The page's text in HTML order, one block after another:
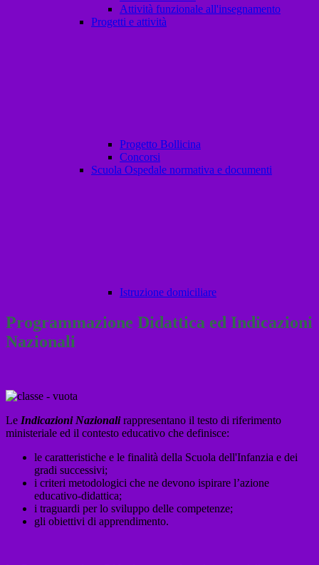
Attività funzionale all'insegnamento
Progetti e attività
Progetto Bollicina
Concorsi
Scuola Ospedale normativa e documenti
Istruzione domiciliare
Programmazione Didattica ed Indicazioni
Nazionali
Le Indicazioni Nazionali rappresentano il testo di riferimento
ministeriale ed il contesto educativo che definisce:
le caratteristiche e le finalità della Scuola dell'Infanzia e dei
gradi successivi;
i criteri metodologici che ne devono ispirare l’azione
educativo-didattica;
i traguardi per lo sviluppo delle competenze;
gli obiettivi di apprendimento.